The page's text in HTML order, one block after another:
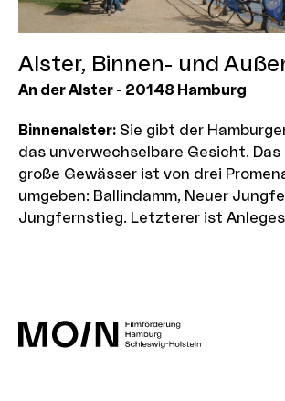
Alster, Binnen- und
An der Alster - 20148 Hamburg
Binnenalster: Sie gibt der
das unverwechselbare Gesicht. Das
große Gewässer ist von drei
umgeben: Ballindamm, Neuer
Jungfernstieg. Letzterer ist